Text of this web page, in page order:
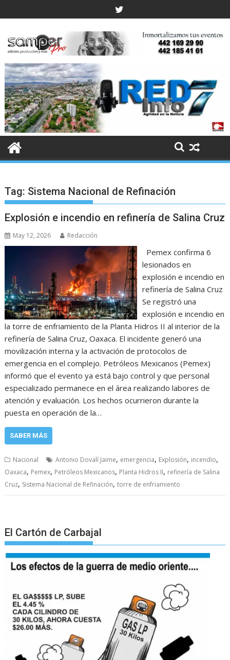
to
Tag: Sistema Nacional de Refinación
Explosión e incendio en refinería de Salina Cruz
May 12, 2026 Redacción
Pemex confirma 6
lesionados en
explosión e incendio en
refinería de Salina Cruz
Se registró una
explosión e incendio en
la torre de enfriamiento de la Planta Hidros II al interior de la
refinería de Salina Cruz, Oaxaca. El incidente generó una
movilización interna y la activación de protocolos de
emergencia en el complejo. Petróleos Mexicanos (Pemex)
informó que el evento ya está bajo control y que personal
especializado permanece en el área realizando labores de
atención y evaluación. Los hechos ocurrieron durante la
puesta en operación de la…
SABER MÁS
Nacional Antonio Dovalí Jaime, emergencia, Explosión, incendio,
Oaxaca, Pemex, Petróleos Mexicanos, Planta Hidros II, refinería de Salina
Cruz, Sistema Nacional de Refinación,torre de enfriamiento
El Cartón de Carbajal